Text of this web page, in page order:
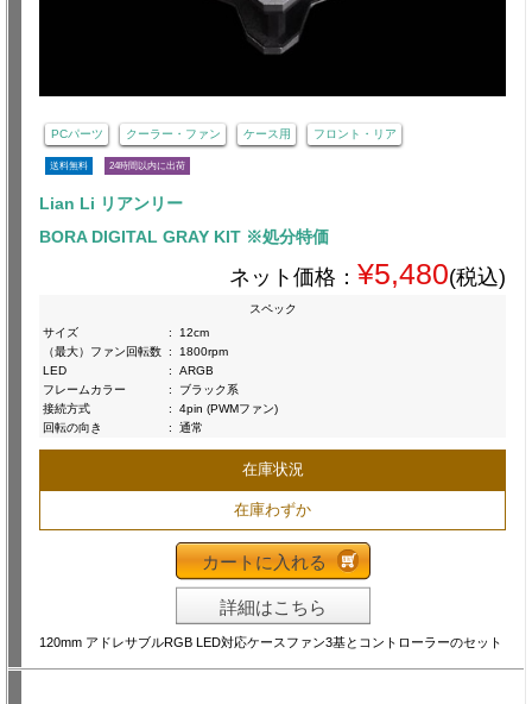
PCパーツ クーラー・ファン ケース用 フロント・リア
送料無料 24時間以内に出荷
Lian Li リアンリー
BORA DIGITAL GRAY KIT ※処分特価
ネット価格： ¥5,480(税込)
スペック
サイズ
:
12cm
（最大）ファン回転数 :
1800rpm
LED
:
ARGB
フレームカラー
:
ブラック系
接続方式
:
4pin (PWMファン)
回転の向き
: 通常
在庫状況
在庫わずか
カートに入れる
詳細はこちら
120mm アドレサブルRGB LED対応ケースファン3基とコントローラーのセット